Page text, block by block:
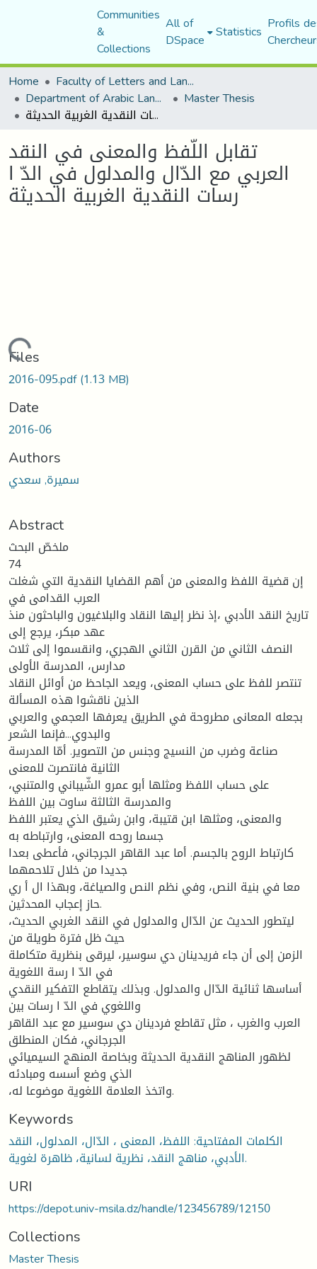
Communities
&
Collections
All of
DSpace Statistics Profils
Home
Faculty of Letters and Languages
Department of Arabic Language and Literature Master Thesis
تقابل اللّفظ والمعنى في النقد العربي مع الدّال والمدلول في الدّ ا رسات النقدية الغربية الحديثة
تقابل اللّفظ والمعنى في النقد
العربي مع الدّال والمدلول في الدّ ا
رسات النقدية الغربية الحديثة
Loading...
Files
2016-095.pdf(1.13 MB)
Date
2016-06
Authors
سميرة, سعدي
Abstract
ملخصّ البحث
74
إن قضية اللفظ والمعنى من أهم القضايا النقدية التي شغلت
العرب القدامى في
تاريخ النقد الأدبي ،إذ نظر إليها النقاد والبلاغيون والباحثون منذ
عهد مبكر، يرجع إلى
النصف الثاني من القرن الثاني الهجري، وانقسموا إلى ثلاث
مدارس، المدرسة الأولى
تنتصر للفظ على حساب المعنى، ويعد الجاحظ من أوائل النقاد
الذين ناقشوا هذه المسألة
بجعله المعانى مطروحة في الطريق يعرفها العجمي والعربي
والبدوي...فإنما الشعر
صناعة وضرب من النسيج وجنس من التصوير. أمّا المدرسة
الثانية فانتصرت للمعنى
على حساب اللفظ ومثلها أبو عمرو الشّيباني والمتنبي،
والمدرسة الثالثة ساوت بين اللفظ
والمعنى، ومثلها ابن قتيبة، وابن رشيق الذي يعتبر اللفظ
جسما روحه المعنى، وارتباطه به
كارتباط الروح بالجسم. أما عبد القاهر الجرجاني، فأعطى بعدا
جديدا من خلال تلاحمهما
معا في بنية النص، وفي نظم النص والصياغة، وبهذا ال أ ري
حاز إعجاب المحدثين.
ليتطور الحديث عن الدّال والمدلول في النقد الغربي الحديث،
حيث ظل فترة طويلة من
الزمن إلى أن جاء فريدينان دي سوسير، ليرقى بنظرية متكاملة
في الدّ ا رسة اللغوية
أساسها ثنائية الدّال والمدلول. وبذلك يتقاطع التفكير النقدي
واللغوي في الدّ ا رسات بين
العرب والغرب ، مثل تقاطع فردينان دي سوسير مع عبد القاهر
الجرجاني، فكان المنطلق
لظهور المناهج النقدية الحديثة وبخاصة المنهج السيميائي
الذي وضع أسسه ومبادئه
،واتخذ العلامة اللغوية موضوعا له.
Keywords
الكلمات المفتاحية: اللفظ، المعنى ، الدّال، المدلول، النقد
الأدبي، مناهج النقد، نظرية لسانية، ظاهرة لغوية.
URI
https://depot.univ-msila.dz/handle/123456789/12150
Collections
Master Thesis